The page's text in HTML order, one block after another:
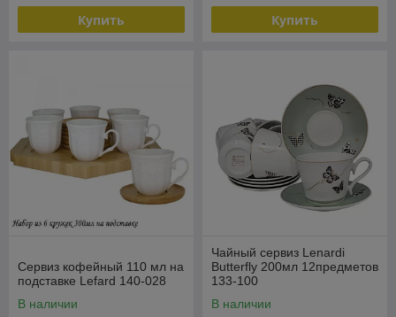
Купить Купить
Сервиз кофейный 110 мл на
подставке Lefard 140-028
В наличии
Чайный сервиз Lenardi
Butterfly 200мл 12предметов
133-100
В наличии